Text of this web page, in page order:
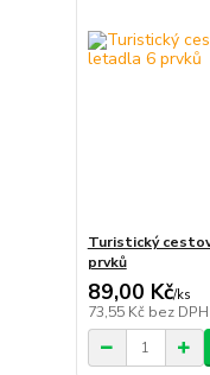
Turistický
prvků
89,00 Kč/ks
73,55 Kč bez DPH